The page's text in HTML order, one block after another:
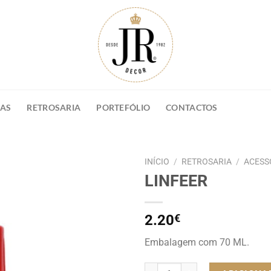
RETROSARIA PORTEFÓLIO CONTACTOS
INÍCIO / RETROSARIA /
LINFEER
2.20€
Embalagem com 70 ML.
Quantidade de LINFEER